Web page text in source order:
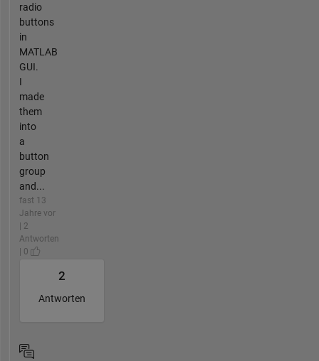
radio
buttons
in
MATLAB
GUI.
I
made
them
into
a
button
group
and...
fast 13
Jahre vor
| 2
Antworten
| 0
2
Antworten